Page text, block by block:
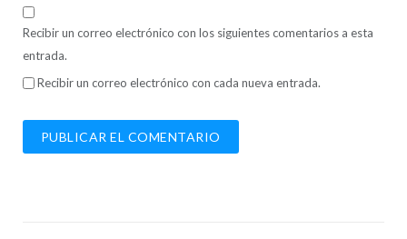
Recibir un correo electrónico con los siguientes comentarios a esta
entrada.
Recibir un correo electrónico con cada nueva entrada.